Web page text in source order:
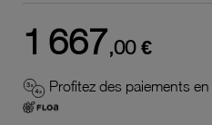
1 667,00 €
Profitez des paiements